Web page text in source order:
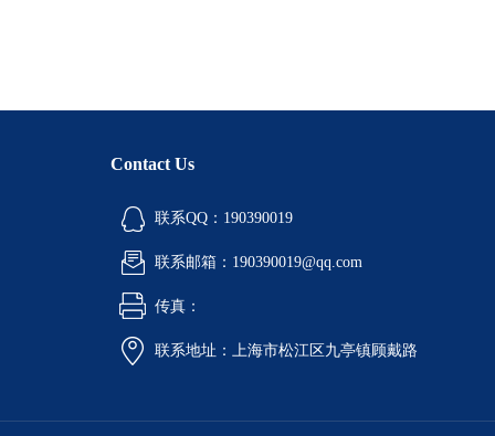
Contact Us
联系QQ：190390019
联系邮箱：190390019@qq.com
传真：
联系地址：上海市松江区九亭镇顾戴路